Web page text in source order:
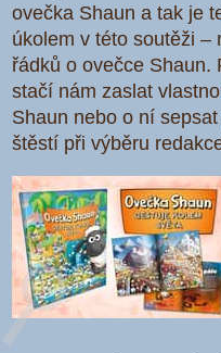
ovečka Shaun a tak je
úkolem v této soutěži –
řádků o ovečce Shaun.
stačí nám zaslat
Shaun nebo o ní
štěstí při výběru